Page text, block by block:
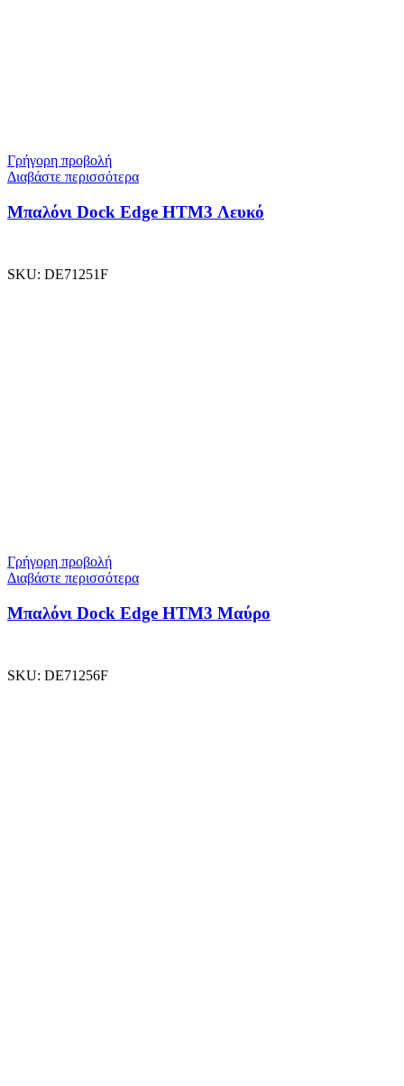
Γρήγορη προβολή
Διαβάστε περισσότερα
Μπαλόνι Dock Edge ΗΤΜ3 Λευκό
SKU: DE71251F
Γρήγορη προβολή
Διαβάστε περισσότερα
Μπαλόνι Dock Edge ΗΤΜ3 Μαύρο
SKU: DE71256F